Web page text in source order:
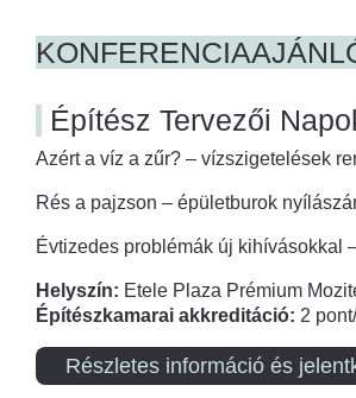
Építész Tervezői
Azért a víz a zűr? – vízszigetelések
Rés a pajzson – épületburok
Évtizedes problémák új kihívásokkal
Helyszín: Etele Plaza Prémium
Építészkamarai akkreditáció: 2
Részletes információ és